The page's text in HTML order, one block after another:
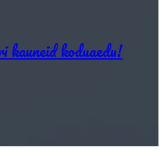
kauneid koduaedu!